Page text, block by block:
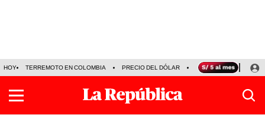
HOY TERREMOTO EN COLOMBIA PRECIO DEL DÓLAR KEIKO FUJIMORI